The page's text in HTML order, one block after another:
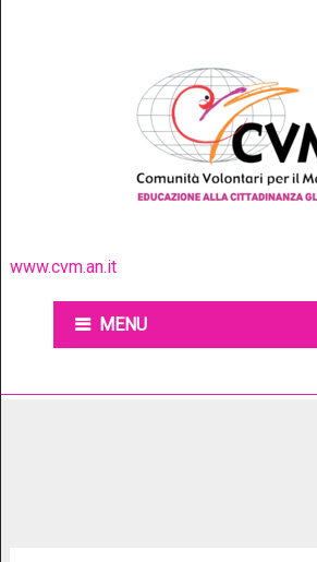
www.cvm.an.it
MENU